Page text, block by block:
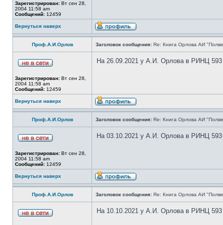
Зарегистрирован: Вт сен 28,
2004 11:58 am
Сообщений: 12459
Вернуться наверх
Проф.А.И.Орлов Заголовок сообщения: Re: Книга Орлова АИ
Зарегистрирован: Вт сен 28,
2004 11:58 am
Сообщений: 12459
На 26.09.2021 у А.И. Орлова в РИНЦ 593
Вернуться наверх
Проф.А.И.Орлов Заголовок сообщения: Re: Книга Орлова АИ
Зарегистрирован: Вт сен 28,
2004 11:58 am
Сообщений: 12459
На 03.10.2021 у А.И. Орлова в РИНЦ 593
Вернуться наверх
Проф.А.И.Орлов Заголовок сообщения: Re: Книга Орлова АИ
На 10.10.2021 у А.И. Орлова в РИНЦ 593